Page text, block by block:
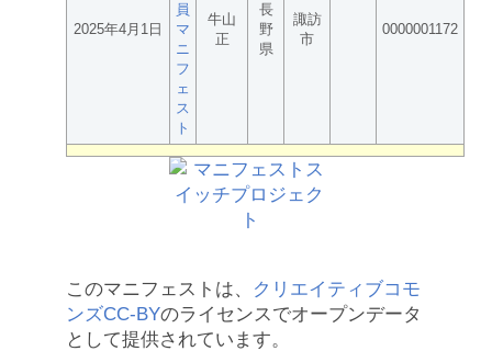
2025年4月1日
員
マ
ニ
フ
ェ
ス
ト
牛山
正
長
野
県
諏訪
市
0000001172
このマニフェストは、
クリエイティブコモ
ンズCC-BYのライセンスでオープンデータ
として提供されています。